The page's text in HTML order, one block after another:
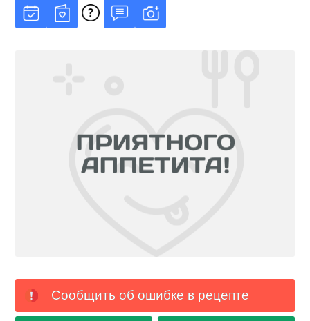
Сообщить об ошибке в рецепте